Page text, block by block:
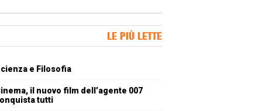
LE PIÙ LETTE
e Filosofia
il nuovo film dell’agente 007
tutti